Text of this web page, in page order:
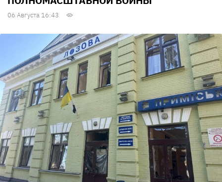
06 Августа 16:43